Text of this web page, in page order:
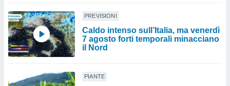
PREVISIONI
Caldo intenso sull’Italia, ma venerdì
7 agosto forti temporali minacciano
il Nord
PIANTE